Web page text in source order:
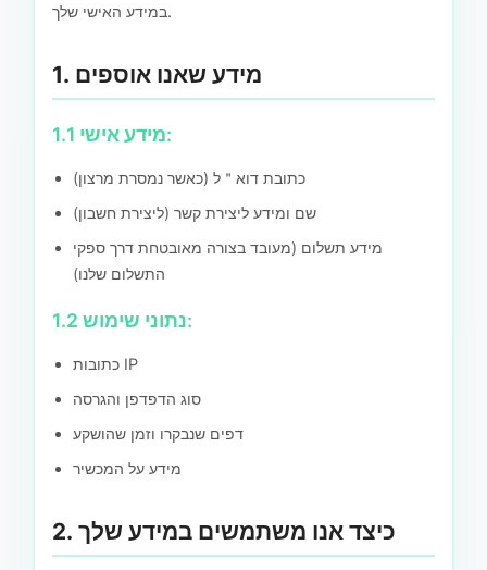
במידע האישי שלך.
1. מידע שאנו אוספים
1.1 מידע אישי:
כתובת דוא＂ל (כאשר נמסרת מרצון)
שם ומידע ליצירת קשר (ליצירת חשבון)
מידע תשלום (מעובד בצורה מאובטחת דרך ספקי
התשלום שלנו)
1.2 נתוני שימוש:
כתובות IP
סוג הדפדפן והגרסה
דפים שנבקרו וזמן שהושקע
מידע על המכשיר
2. כיצד אנו משתמשים במידע שלך